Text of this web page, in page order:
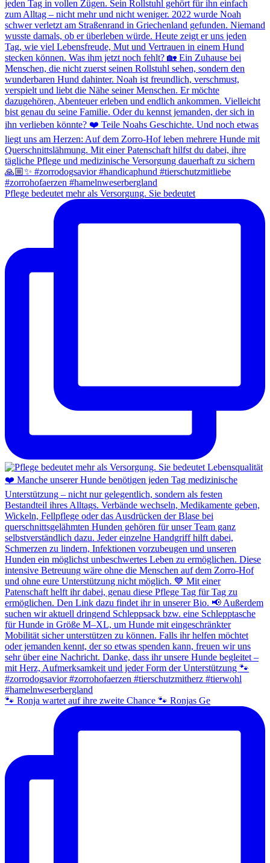
Pflege bedeutet mehr als Versorgung. Sie bedeutet
🐾 Ronja wartet auf ihre zweite Chance 🐾 Ronjas Ge